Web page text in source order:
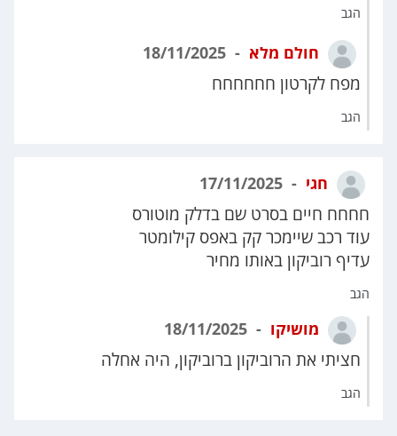
הגב
חולם מלא
מפח לקרטון חחחחחח
הגב
חגי
חחחח חיים בסרט שם בדלק מוטורס
עוד רכב שיימכר קק באפס קילומטר
עדיף רוביקון באותו מחיר
הגב
מושיקו
חציתי את הרוביקון ברוביקון, היה אחלה
הגב